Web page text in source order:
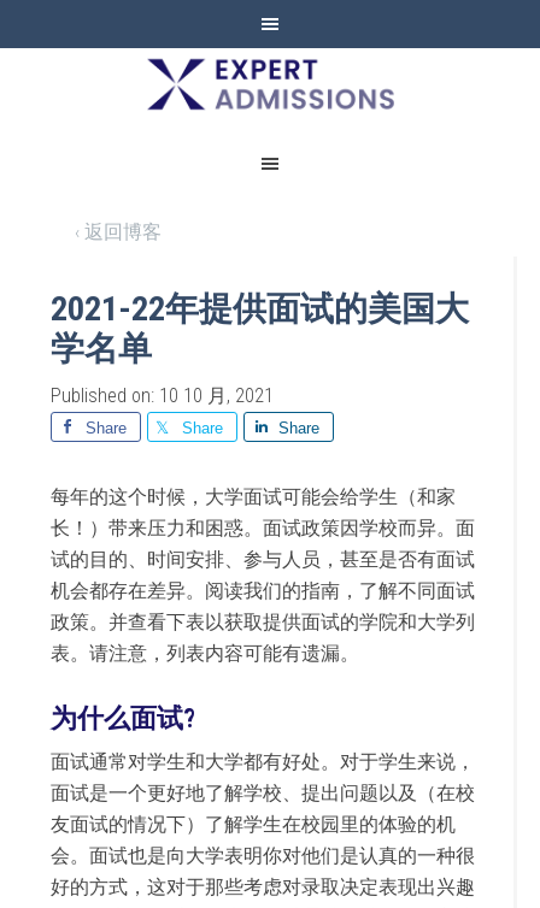
EXPERT
ADMISSIONS
‹ 返回博客
2021-22年提供面试的美国大
学名单
Published on: 10 10 月, 2021
Share Share Share
每年的这个时候，大学面试可能会给学生（和家
长！）带来压力和困惑。面试政策因学校而异。面
试的目的、时间安排、参与人员，甚至是否有面试
机会都存在差异。阅读我们的指南，了解不同面试
政策。并查看下表以获取提供面试的学院和大学列
表。请注意，列表内容可能有遗漏。
为什么面试?
面试通常对学生和大学都有好处。对于学生来说，
面试是一个更好地了解学校、提出问题以及（在校
友面试的情况下）了解学生在校园里的体验的机
会。面试也是向大学表明你对他们是认真的一种很
好的方式，这对于那些考虑对录取决定表现出兴趣